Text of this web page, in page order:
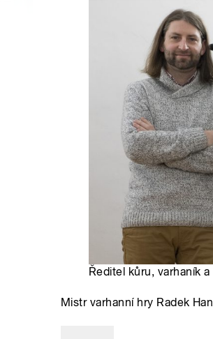
Ředitel kůru, varhaník
Mistr varhanní hry Radek